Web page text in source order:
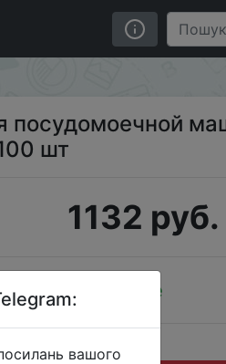
посудомоечной
шт
1132 руб.
Sale
вашого